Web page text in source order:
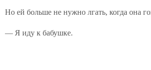
Но ей больше не нужно лгать, когда она
— Я иду к бабушке.